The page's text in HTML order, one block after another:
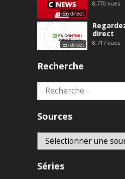
En direct
8,770 vues
En direct
direct
8,717 vues
Recherche
Rechercher :
Sources
Séries